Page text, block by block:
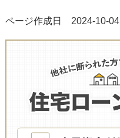
ページ作成日 2024-10-04